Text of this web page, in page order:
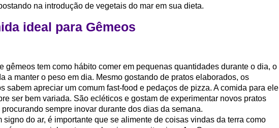
na introdução de vegetais do mar em sua dieta.
ideal para Gêmeos
gêmeos tem como hábito comer em pequenas quantidades durante o dia, o
a manter o peso em dia. Mesmo gostando de pratos elaborados, os
sabem apreciar um comum fast-food e pedaços de pizza. A comida para ele
ser bem variada. São ecléticos e gostam de experimentar novos pratos
sempre inovar durante dos dias da semana.
signo do ar, é importante que se alimente de coisas vindas da terra como